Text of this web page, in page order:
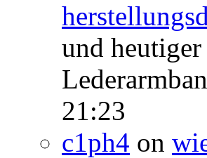
und
21:23
c1ph4 on